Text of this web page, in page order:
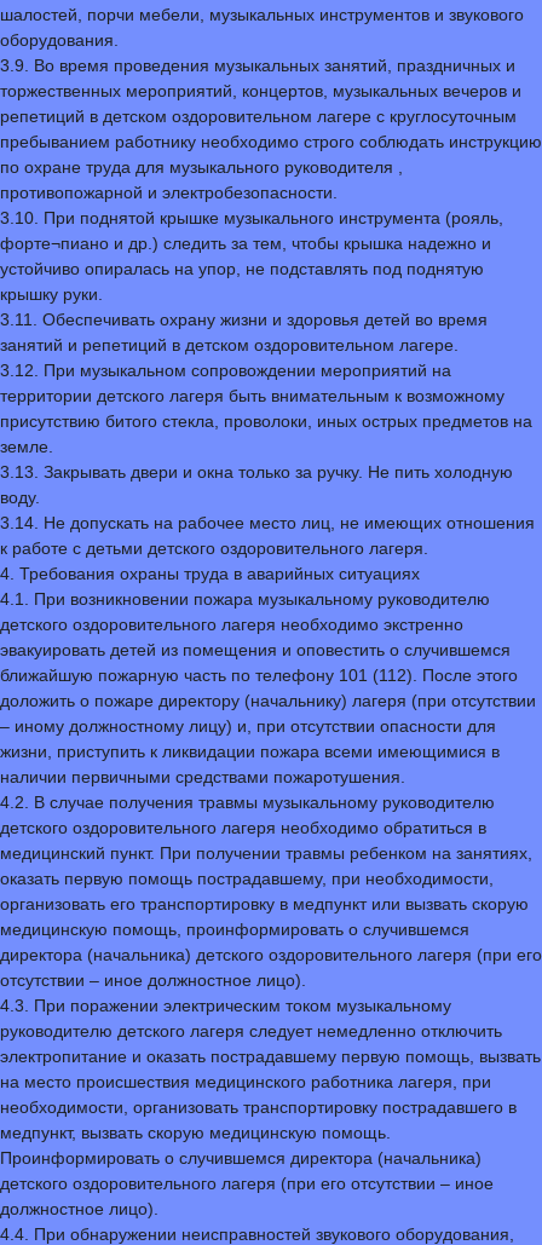
шалостей, порчи мебели, музыкальных инструментов и звукового
оборудования.
3.9. Во время проведения музыкальных занятий, праздничных и
торжественных мероприятий, концертов, музыкальных вечеров и
репетиций в детском оздоровительном лагере с круглосуточным
пребыванием работнику необходимо строго соблюдать инструкцию
по охране труда для музыкального руководителя ,
противопожарной и электробезопасности.
3.10. При поднятой крышке музыкального инструмента (рояль,
форте¬пиано и др.) следить за тем, чтобы крышка надежно и
устойчиво опиралась на упор, не подставлять под поднятую
крышку руки.
3.11. Обеспечивать охрану жизни и здоровья детей во время
занятий и репетиций в детском оздоровительном лагере.
3.12. При музыкальном сопровождении мероприятий на
территории детского лагеря быть внимательным к возможному
присутствию битого стекла, проволоки, иных острых предметов на
земле.
3.13. Закрывать двери и окна только за ручку. Не пить холодную
воду.
3.14. Не допускать на рабочее место лиц, не имеющих отношения
к работе с детьми детского оздоровительного лагеря.
4. Требования охраны труда в аварийных ситуациях
4.1. При возникновении пожара музыкальному руководителю
детского оздоровительного лагеря необходимо экстренно
эвакуировать детей из помещения и оповестить о случившемся
ближайшую пожарную часть по телефону 101 (112). После этого
доложить о пожаре директору (начальнику) лагеря (при отсутствии
– иному должностному лицу) и, при отсутствии опасности для
жизни, приступить к ликвидации пожара всеми имеющимися в
наличии первичными средствами пожаротушения.
4.2. В случае получения травмы музыкальному руководителю
детского оздоровительного лагеря необходимо обратиться в
медицинский пункт. При получении травмы ребенком на занятиях,
оказать первую помощь пострадавшему, при необходимости,
организовать его транспортировку в медпункт или вызвать скорую
медицинскую помощь, проинформировать о случившемся
директора (начальника) детского оздоровительного лагеря (при его
отсутствии – иное должностное лицо).
4.3. При поражении электрическим током музыкальному
руководителю детского лагеря следует немедленно отключить
электропитание и оказать пострадавшему первую помощь, вызвать
на место происшествия медицинского работника лагеря, при
необходимости, организовать транспортировку пострадавшего в
медпункт, вызвать скорую медицинскую помощь.
Проинформировать о случившемся директора (начальника)
детского оздоровительного лагеря (при его отсутствии – иное
должностное лицо).
4.4. При обнаружении неисправностей звукового оборудования,